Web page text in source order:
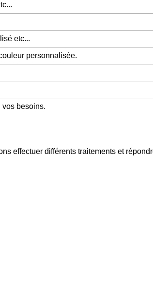
etc...
personnalisée.
vos besoins.
effectuer différents traitements et